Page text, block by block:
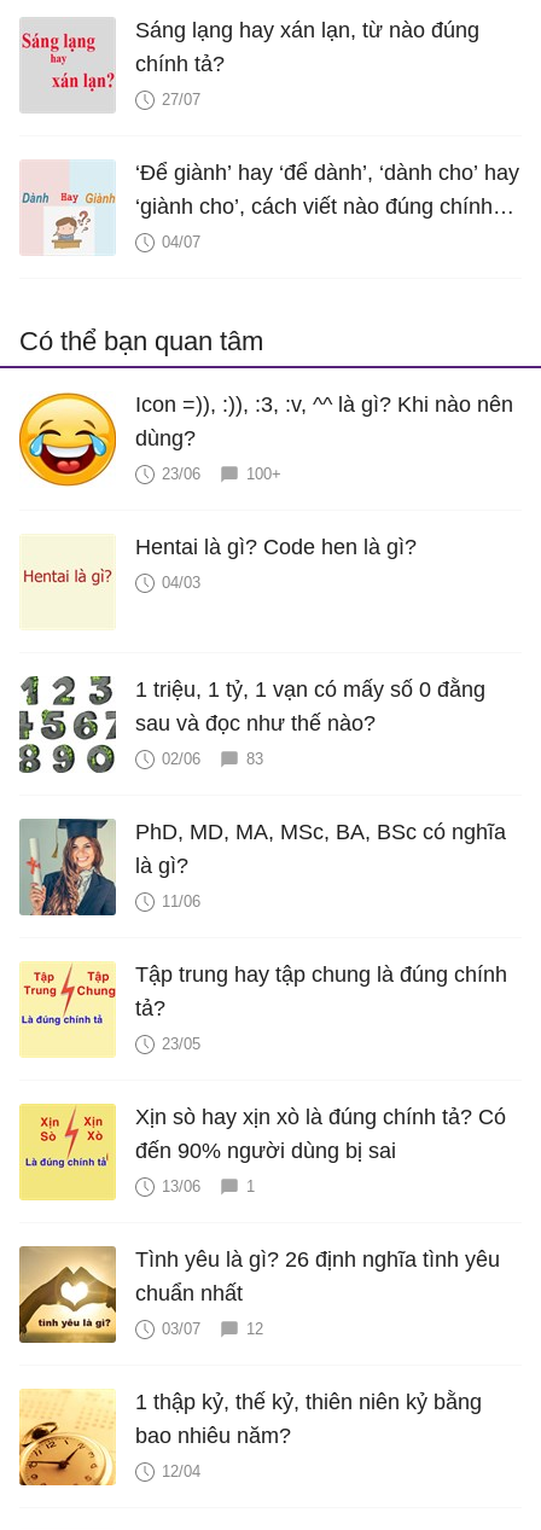
Sáng lạng hay xán lạn, từ nào đúng
chính tả?
27/07
‘Để giành’ hay ‘để dành’, ‘dành cho’ hay
‘giành cho’, cách viết nào đúng chính
tả?04/07
Có thể bạn quan tâm
Icon =)), :)), :3, :v, ^^ là gì? Khi nào nên
dùng?
23/06 100+
Hentai là gì? Code hen là gì?
04/03
1 triệu, 1 tỷ, 1 vạn có mấy số 0 đằng
sau và đọc như thế nào?
02/06 83
PhD, MD, MA, MSc, BA, BSc có nghĩa
là gì?
11/06
Tập trung hay tập chung là đúng chính
tả?
23/05
Xịn sò hay xịn xò là đúng chính tả? Có
đến 90% người dùng bị sai
13/06 1
Tình yêu là gì? 26 định nghĩa tình yêu
chuẩn nhất
03/07 12
1 thập kỷ, thế kỷ, thiên niên kỷ bằng
bao nhiêu năm?
12/04